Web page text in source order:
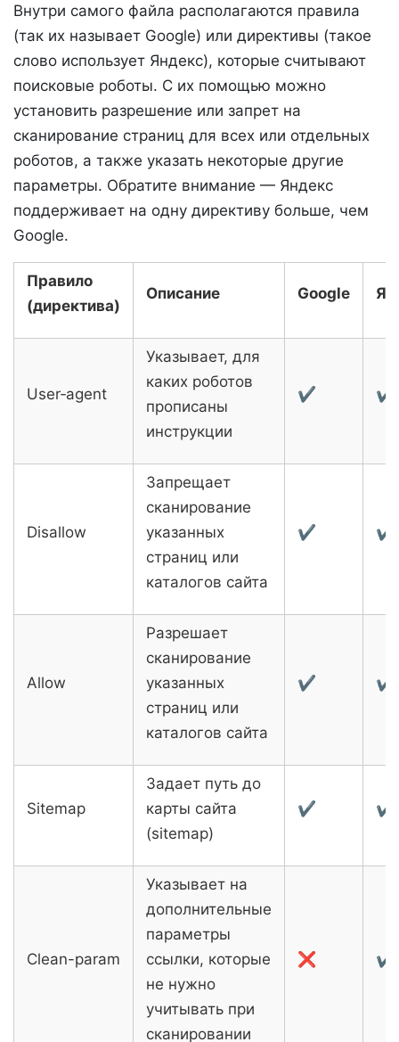
Внутри самого файла располагаются правила
(так их называет Google) или директивы (такое
слово использует Яндекс), которые считывают
поисковые роботы. С их помощью можно
установить разрешение или запрет на
сканирование страниц для всех или отдельных
роботов, а также указать некоторые другие
параметры. Обратите внимание — Яндекс
поддерживает на одну директиву больше, чем
Google.
Правило
(директива)
Описание Google
User‑agent
Указывает, для
каких роботов
прописаны
инструкции
✔ ✔
Disallow
Запрещает
сканирование
указанных
страниц или
каталогов сайта
✔ ✔
Allow
Разрешает
сканирование
указанных
страниц или
каталогов сайта
✔ ✔
Sitemap
Задает путь до
карты сайта
(sitemap)
✔ ✔
Clean-param
Указывает на
дополнительные
параметры
ссылки, которые
не нужно
учитывать при
сканировании
❌ ✔